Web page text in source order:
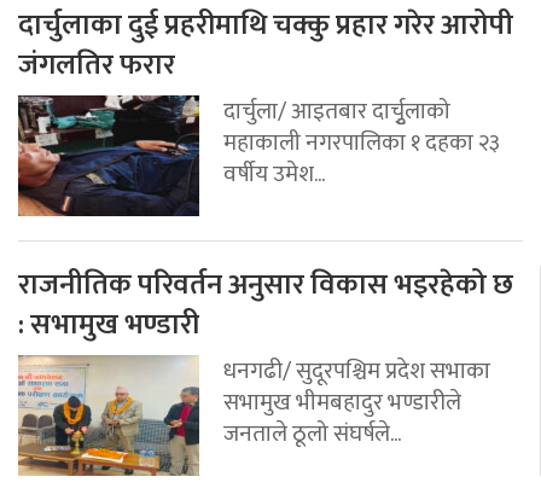
दार्चुलाका दुई प्रहरीमाथि चक्कु प्रहार गरेर आरोपी
जंगलतिर फरार
दार्चुला/ आइतबार दार्चुृलाको
महाकाली नगरपालिका १ दहका २३
वर्षीय उमेश...
राजनीतिक परिवर्तन अनुसार विकास भइरहेको छ
: सभामुख भण्डारी
धनगढी/ सुदूरपश्चिम प्रदेश सभाका
सभामुख भीमबहादुर भण्डारीले
जनताले ठूलो संघर्षले...